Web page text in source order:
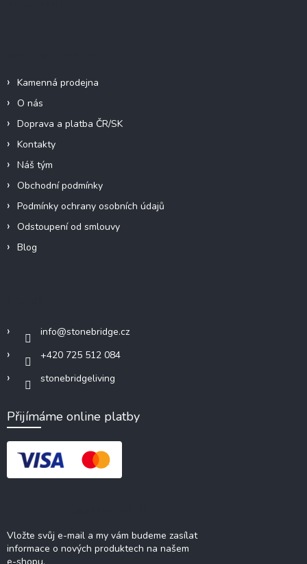
Kamenná prodejna
O nás
Doprava a platba ČR/SK
Kontakty
Náš tým
Obchodní podmínky
Podmínky ochrany osobních údajů
Odstoupení od smlouvy
Blog
info@stonebridge.cz
+420 725 512 084
stonebridgeliving
Přijímáme online platby
Vložte svůj e-mail a my vám budeme zasílat
informace o nových produktech na našem